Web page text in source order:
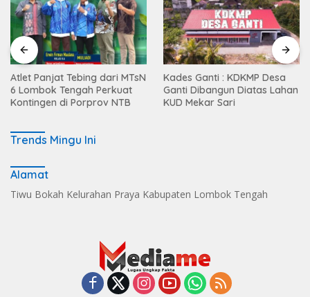
Atlet Panjat Tebing dari MTsN
6 Lombok Tengah Perkuat
Kontingen di Porprov NTB
Kades Ganti : KDKMP Desa
Ganti Dibangun Diatas Lahan
KUD Mekar Sari
Trends Mingu Ini
Alamat
Tiwu Bokah Kelurahan Praya Kabupaten Lombok Tengah